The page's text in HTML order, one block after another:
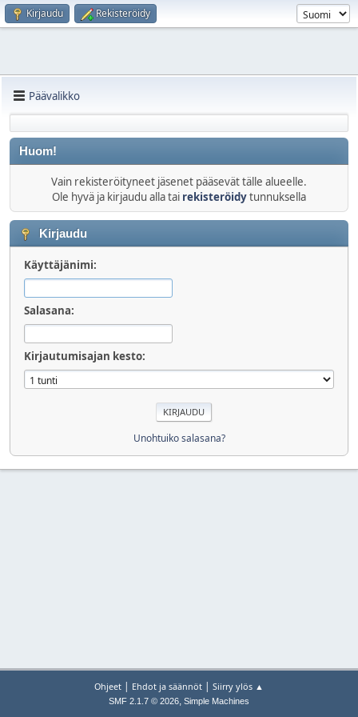
Kirjaudu Rekisteröidy
Päävalikko
Huom!
Vain rekisteröityneet jäsenet pääsevät tälle alueelle.
Ole hyvä ja kirjaudu alla tai rekisteröidytunnuksella
Kirjaudu
Käyttäjänimi:
Salasana:
Kirjautumisajan kesto:
Unohtuiko salasana?
Ohjeet | Ehdot ja säännöt | Siirry ylös ▲
SMF 2.1.7 © 2026, Simple Machines